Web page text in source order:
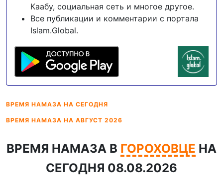
Каабу, социальная сеть и многое другое.
Все публикации и комментарии с портала
Islam.Global.
ВРЕМЯ НАМАЗА НА СЕГОДНЯ
ВРЕМЯ НАМАЗА НА АВГУСТ 2026
ВРЕМЯ НАМАЗА В ГОРОХОВЦЕ НА
СЕГОДНЯ 08.08.2026